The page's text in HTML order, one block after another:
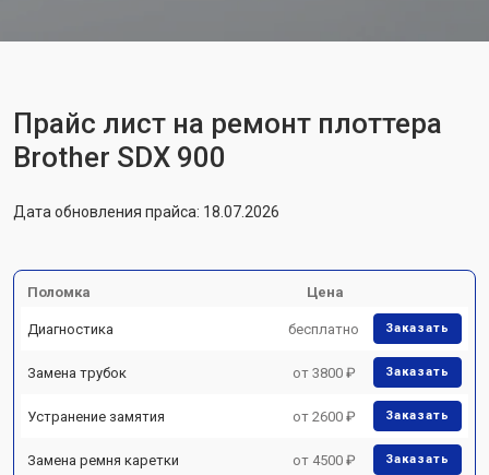
Прайс лист на ремонт плоттера
Brother SDX 900
Дата обновления прайса: 18.07.2026
Поломка Цена
Диагностика бесплатно Заказать
Замена трубок от 3800 ₽ Заказать
Устранение замятия от 2600 ₽ Заказать
Замена ремня каретки от 4500 ₽ Заказать